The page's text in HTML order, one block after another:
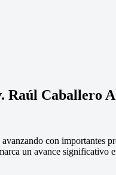
Raúl Caballero
avanzando con importantes
un avance significativo